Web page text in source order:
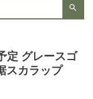
定 グレースゴ
スカラップ